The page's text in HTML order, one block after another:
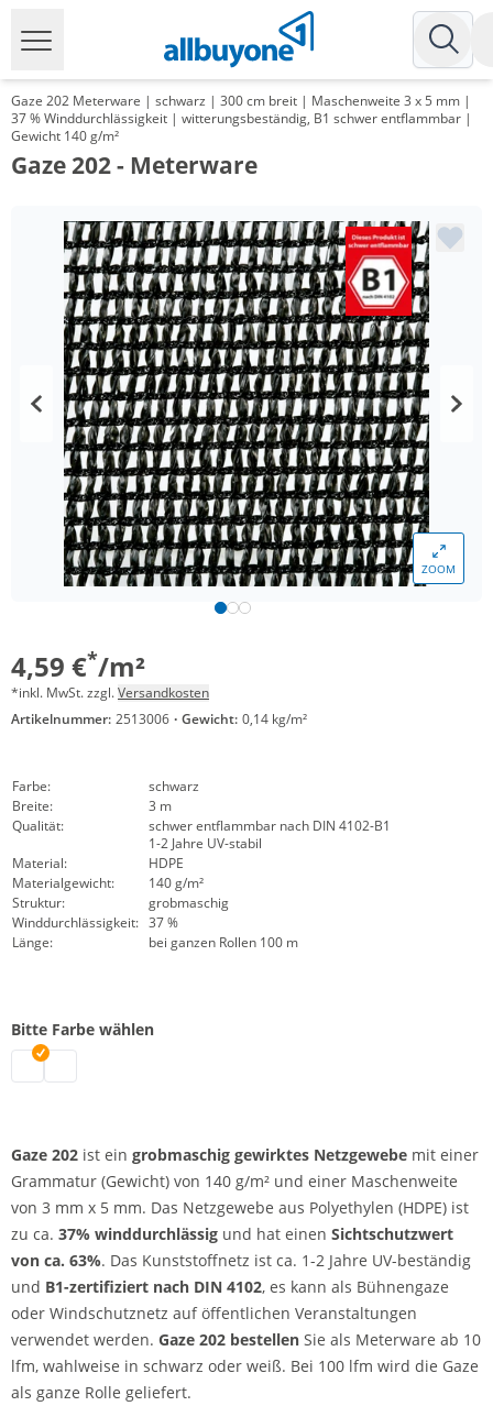
Gaze 202 Meterware | schwarz | 300 cm breit | Maschenweite 3 x 5 mm |
37 % Winddurchlässigkeit | witterungsbeständig, B1 schwer entflammbar |
Gewicht 140 g/m²
Gaze 202 - Meterware
ZOOM
4,59 €*/m²
*inkl. MwSt. zzgl.Versandkosten
Artikelnummer: 2513006 · Gewicht: 0,14 kg/m²
Farbe:
schwarz
Breite:
3 m
Qualität:
schwer entflammbar nach DIN 4102-B1
1-2 Jahre UV-stabil
Material:
HDPE
Materialgewicht:
140 g/m²
Struktur:
grobmaschig
Winddurchlässigkeit: 37 %
Länge:
bei ganzen Rollen 100 m
Bitte Farbe wählen
Gaze 202 Meterware | schwarz
Gaze 202 Meterware | weiß
Gaze 202 ist ein grobmaschig gewirktes Netzgewebe mit einer
Grammatur (Gewicht) von 140 g/m² und einer Maschenweite
von 3 mm x 5 mm. Das Netzgewebe aus Polyethylen (HDPE) ist
zu ca. 37% winddurchlässig und hat einen Sichtschutzwert
von ca. 63%. Das Kunststoffnetz ist ca. 1-2 Jahre UV-beständig
und B1-zertifiziert nach DIN 4102, es kann als Bühnengaze
oder Windschutznetz auf öffentlichen Veranstaltungen
verwendet werden. Gaze 202 bestellen Sie als Meterware ab 10
lfm, wahlweise in schwarz oder weiß. Bei 100 lfm wird die Gaze
als ganze Rolle geliefert.